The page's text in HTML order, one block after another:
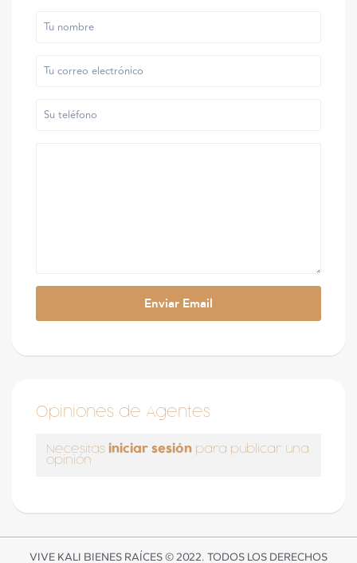
Opiniones de Agentes
Necesitas iniciar sesión para publicar una
opinión
VIVE KALI BIENES RAÍCES © 2022. TODOS LOS DERECHOS